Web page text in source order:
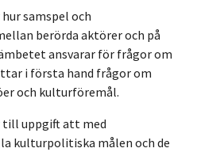
samspel och
berörda aktörer och på
ansvarar för frågor om
i första hand frågor om
och kulturföremål.
till uppgift att med
kulturpolitiska målen och de